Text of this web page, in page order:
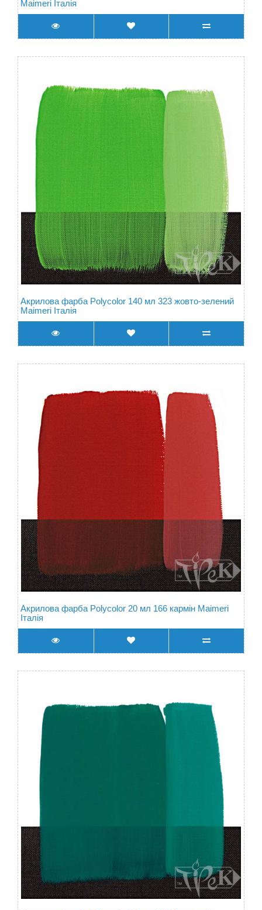
Maimeri Італія
Акрилова фарба Polycolor 140 мл 323 жовто-зелений
Maimeri Італія
Акрилова фарба Polycolor 20 мл 166 кармін Maimeri
Італія